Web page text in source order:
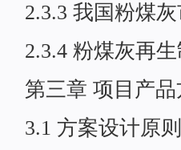
2.3.3 我国粉煤
2.3.4 粉煤灰再
第三章 项目产品
3.1 方案设计原则